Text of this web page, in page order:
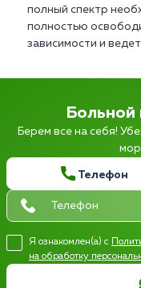
полный спектр
полностью
зависимости и
Больной
Берем все на себя!
Телефон
Я ознакомлен(а) с
на обработку